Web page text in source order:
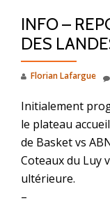
INFO –
DES
Florian Lafargue
Initialement
le plateau
de Basket vs
Coteaux du Luy
ultérieure.
–